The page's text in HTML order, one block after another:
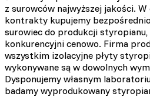
z surowców najwyższej jakości.
kontrakty kupujemy
surowiec do produkcji
konkurencyjni cenowo. Firma
wszystkim izolacyjne płyty
wykonywane są w dowolnych
Dysponujemy własnym
badamy wyprodukowany